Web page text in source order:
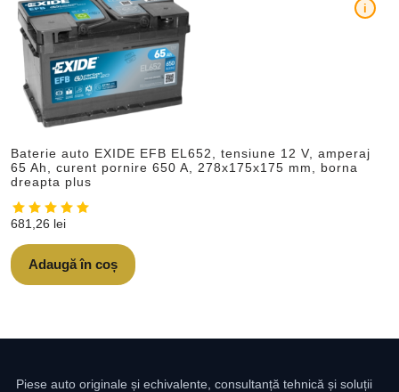
Baterie auto EXIDE EFB EL652, tensiune 12 V, amperaj
65 Ah, curent pornire 650 A, 278x175x175 mm, borna
dreapta plus
i
681,26 lei
Adaugă în coș
Piese auto originale și echivalente, consultanță tehnică și soluții